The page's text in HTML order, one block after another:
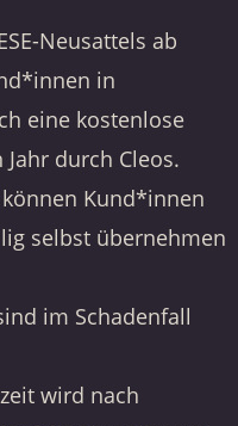
Neusattels ab
in
eine kostenlose
durch Cleos.
Kund*innen
selbst übernehmen
im Schadenfall
wird nach